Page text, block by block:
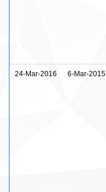
24-Mar-2016 6-Mar-2015